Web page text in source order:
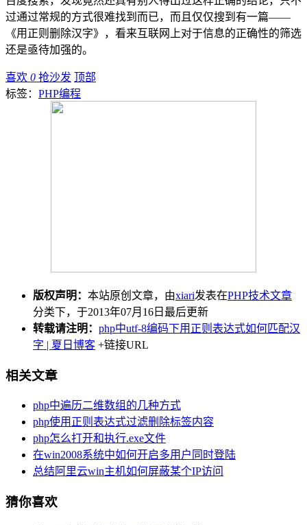
过通过常规的方式很难找到而已，而且仅仅搜到有一篇——
《用正则删除汉字》，看来互联网上对于信息的正确性的筛选
还是亟待加强的。
喜欢 0 抢沙发 顶部
标签： PHP编程
版权声明： 本站原创文章，由xiari发表在PHP技术文章
分类下，于2013年07月16日最后更新
转载请注明： php中utf-8编码下用正则表达式如何匹配汉
字 | 夏日博客 +链接URL
相关文章
php中遍历二维数组的几种方式
php使用正则表达式过滤删除标签内容
php怎么打开和执行.exe文件
在win2008系统中如何开启多用户同时登陆
总结阿里云win主机如何屏蔽某个IP访问
猜你喜欢